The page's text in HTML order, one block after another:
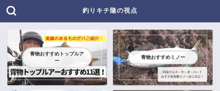
釣りキチ隆の視点
青物おすすめトップルア
ー
青物おすすめミノー